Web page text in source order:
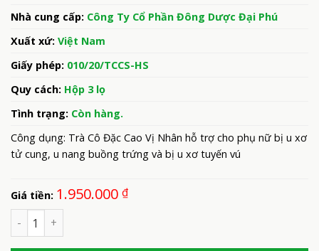
Nhà cung cấp: Công Ty Cổ Phần Đông Dược Đại Phú
Xuất xứ: Việt Nam
Giấy phép: 010/20/TCCS-HS
Quy cách: Hộp 3 lọ
Tình trạng: Còn hàng.
Công dụng: Trà Cô Đặc Cao Vị Nhân hỗ trợ cho phụ nữ bị u xơ
tử cung, u nang buồng trứng và bị u xơ tuyến vú
Giá tiền: 1.950.000 ₫
Số lượng